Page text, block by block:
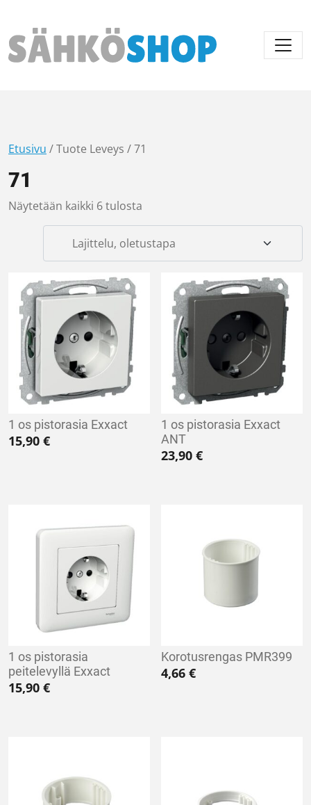
Päävalikko
Etusivu / Tuote Leveys / 71
71
Näytetään kaikki 6 tulosta
1 os pistorasia Exxact
15,90 €
1 os pistorasia Exxact
ANT
23,90€
1 os pistorasia
peitelevyllä Exxact
15,90 €
Korotusrengas PMR399
4,66€